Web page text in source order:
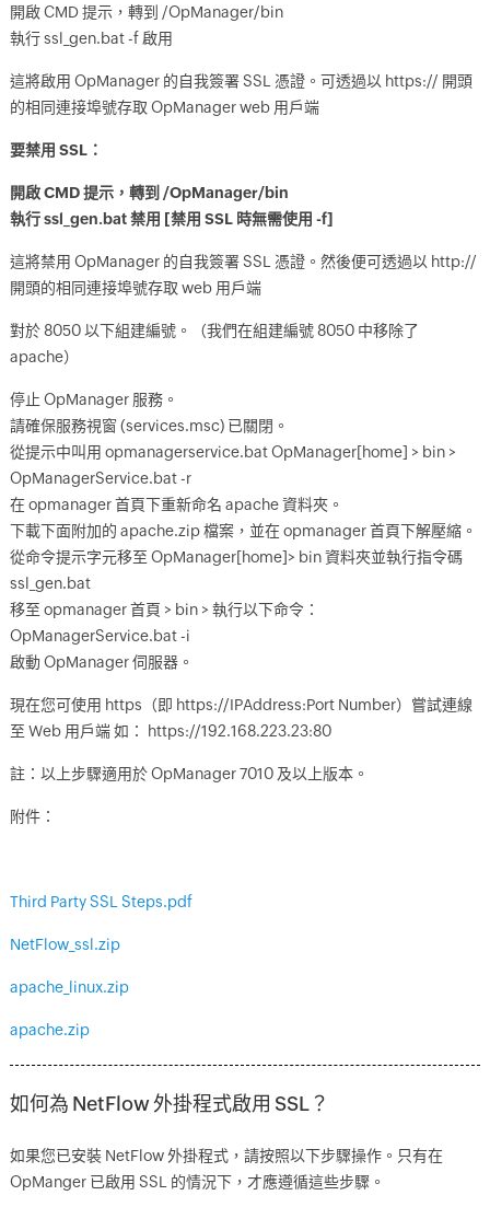
開啟 CMD 提示，轉到 /OpManager/bin
執行 ssl_gen.bat -f 啟用
這將啟用 OpManager 的自我簽署 SSL 憑證。可透過以 https:// 開頭
的相同連接埠號存取 OpManager web 用戶端
要禁用 SSL：
開啟 CMD 提示，轉到 /OpManager/bin
執行 ssl_gen.bat 禁用 [禁用 SSL 時無需使用 -f]
這將禁用 OpManager 的自我簽署 SSL 憑證。然後便可透過以 http://
開頭的相同連接埠號存取 web 用戶端
對於 8050 以下組建編號。（我們在組建編號 8050 中移除了
apache）
停止 OpManager 服務。
請確保服務視窗 (services.msc) 已關閉。
從提示中叫用 opmanagerservice.bat OpManager[home] > bin >
OpManagerService.bat -r
在 opmanager 首頁下重新命名 apache 資料夾。
下載下面附加的 apache.zip 檔案，並在 opmanager 首頁下解壓縮。
從命令提示字元移至 OpManager[home]> bin 資料夾並執行指令碼
ssl_gen.bat
移至 opmanager 首頁 > bin > 執行以下命令：
OpManagerService.bat -i
啟動 OpManager 伺服器。
現在您可使用 https（即 https://IPAddress:Port Number）嘗試連線
至 Web 用戶端 如： https://192.168.223.23:80
註：以上步驟適用於 OpManager 7010 及以上版本。
附件：
Third Party SSL Steps.pdf
NetFlow_ssl.zip
apache_linux.zip
apache.zip
如何為 NetFlow 外掛程式啟用 SSL？
如果您已安裝 NetFlow 外掛程式，請按照以下步驟操作。只有在
OpManger 已啟用 SSL 的情況下，才應遵循這些步驟。